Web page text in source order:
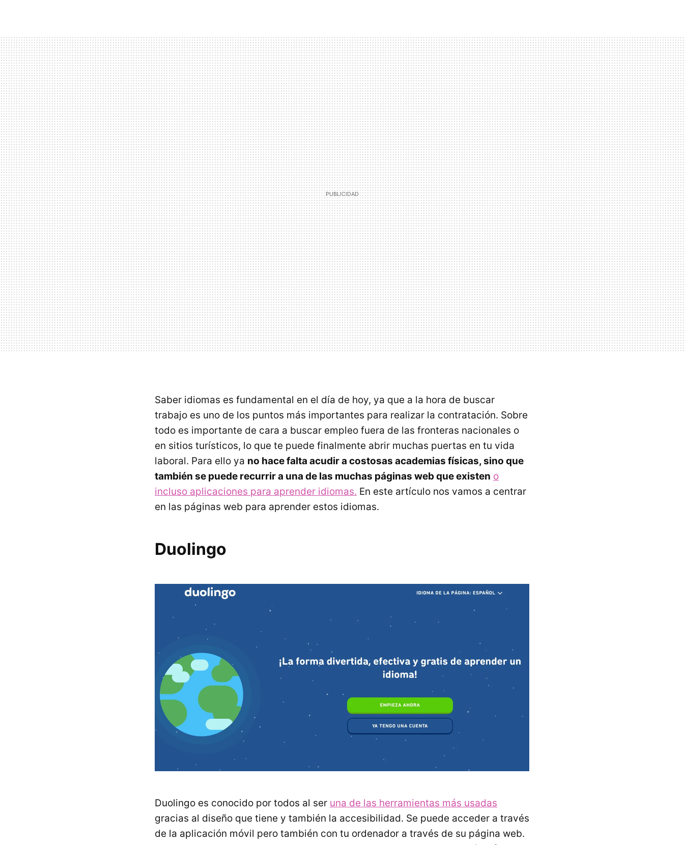
Saber idiomas es fundamental en el día de hoy, ya que a la hora de buscar
trabajo es uno de los puntos más importantes para realizar la contratación. Sobre
todo es importante de cara a buscar empleo fuera de las fronteras nacionales o
en sitios turísticos, lo que te puede finalmente abrir muchas puertas en tu vida
laboral. Para ello ya no hace falta acudir a costosas academias físicas, sino que
también se puede recurrir a una de las muchas páginas web que existen o
incluso aplicaciones para aprender idiomas. En este artículo nos vamos a centrar
en las páginas web para aprender estos idiomas.
Duolingo
Duolingo es conocido por todos al ser una de las herramientas más usadas
gracias al diseño que tiene y también la accesibilidad. Se puede acceder a través
de la aplicación móvil pero también con tu ordenador a través de su página web.